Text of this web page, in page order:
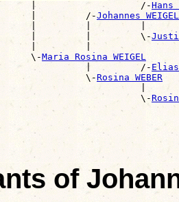
|                   /-
Hans
|         /-
Johannes WEIGEL
|         |         |
|         |         \-
|         |
\-
Maria Rosina WEIGEL
|         /-
Elias
\-
Rosina WEBER
|
\-
of